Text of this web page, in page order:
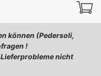
können (Pedersoli,
!
nicht